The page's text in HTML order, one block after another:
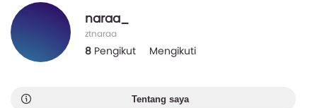
naraa_
ztnaraa
8 Pengikut Mengikuti
Tentang saya